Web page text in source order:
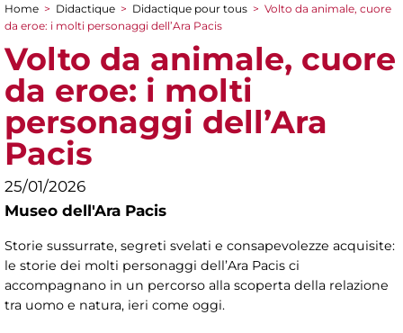
You are here
Home > Didactique > Didactique pour tous > Volto da animale, cuore
da eroe: i molti personaggi dell’Ara Pacis
Volto da animale, cuore
da eroe: i molti
personaggi dell’Ara
Pacis
25/01/2026
Museo dell'Ara Pacis
Storie sussurrate, segreti svelati e consapevolezze acquisite:
le storie dei molti personaggi dell’Ara Pacis ci
accompagnano in un percorso alla scoperta della relazione
tra uomo e natura, ieri come oggi.